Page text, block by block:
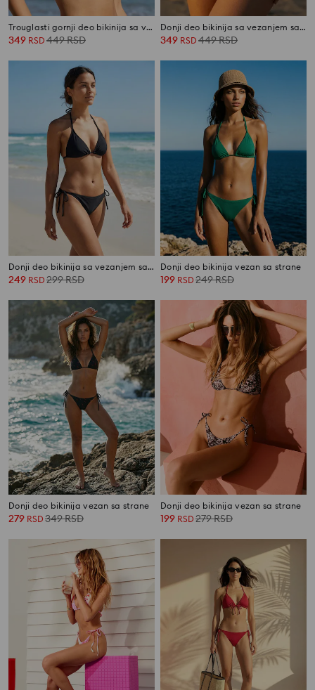
Trouglasti gornji deo bikinija sa vezivanjem
349 RSD 449RSD
Donji deo bikinija sa vezanjem sa strane
349 RSD 449RSD
Donji deo bikinija sa vezanjem sa strane
249 RSD 299RSD
Donji deo bikinija vezan sa strane
199 RSD 249RSD
Donji deo bikinija vezan sa strane
279 RSD 349RSD
Donji deo bikinija vezan sa strane
199 RSD 279RSD